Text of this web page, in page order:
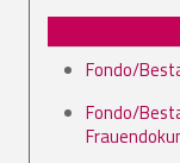
Fondo/
Fondo/